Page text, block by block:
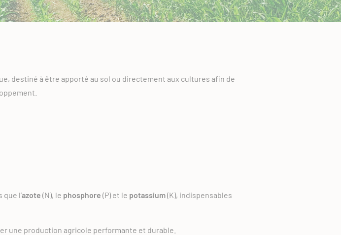
destiné à être apporté au sol ou directement aux cultures afin de
l’azote (N), le phosphore (P) et le potassium(K), indispensables
une production agricole performante et durable.